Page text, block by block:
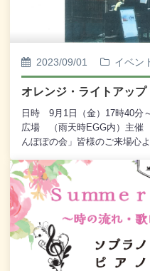
2023/09/01 イベン
オレンジ・ライトアップ
日時 9月1日（金）17時40
広場 （雨天時EGG内）主催
んぽぽの会」皆様のご来場心